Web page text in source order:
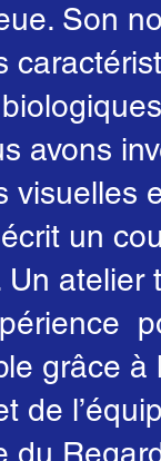
Son
avons
visuelles
un
atelier
grâce à
de
du